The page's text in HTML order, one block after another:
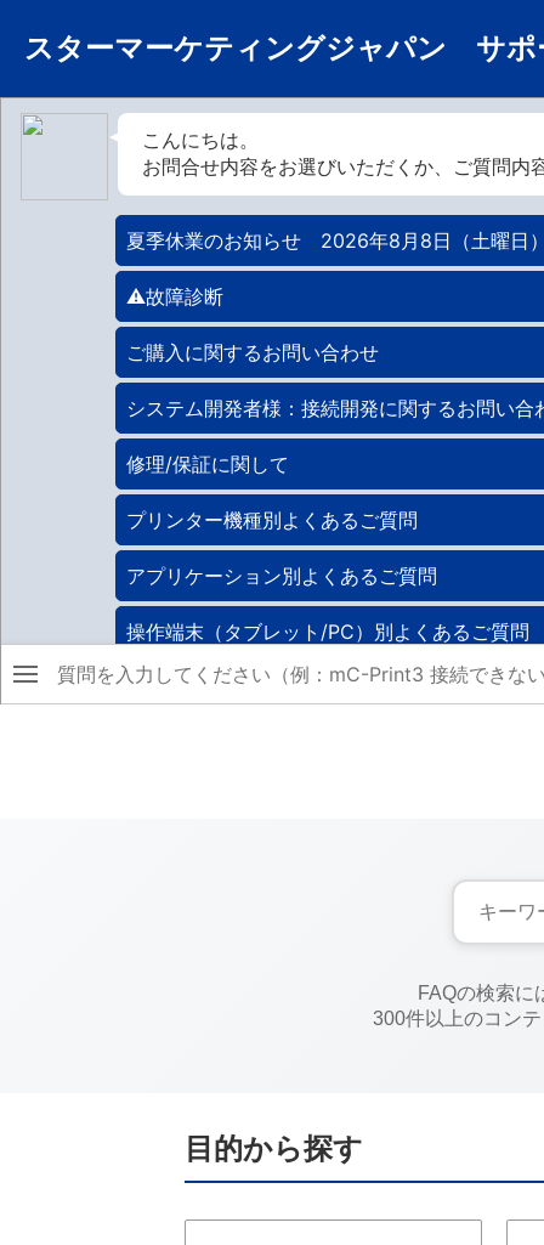
スターマーケティングジャパン サポ
FAQの検索に
300件以上のコン
目的から探す